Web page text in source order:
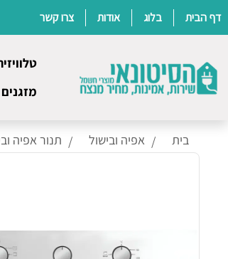
Skip
דף הבית בלוג אודות צרו קשר
בית אפיה ובישול תנור אפיה